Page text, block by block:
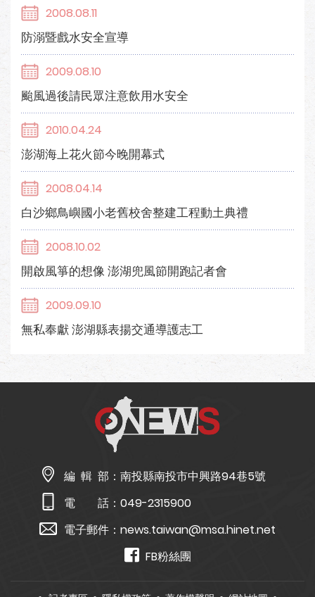
2008.08.11
防溺暨戲水安全宣導
2009.08.10
颱風過後請民眾注意飲用水安全
2010.04.24
澎湖海上花火節今晚開幕式
2008.04.14
白沙鄉鳥嶼國小老舊校舍整建工程動土典禮
2008.10.02
開啟風箏的想像 澎湖兜風節開跑記者會
2009.09.10
無私奉獻 澎湖縣表揚交通導護志工
編 輯 部： 南投縣南投市中興路94巷5號
電 話： 049-2315900
電子郵件： news.taiwan@msa.hinet.net
FB粉絲團